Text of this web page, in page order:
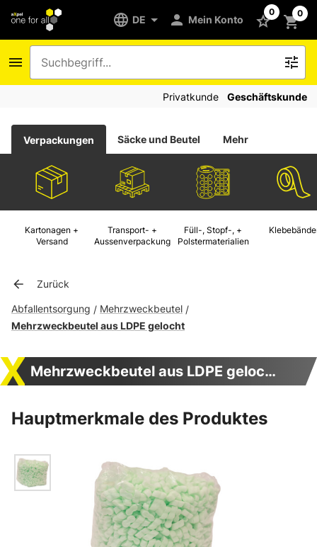
DE Mein Konto
0 0
Privatkunde Geschäftskunde
Verpackungen Säcke und Beutel Mehr
Kartonagen +
Versand
Transport- +
Aussenverpackung
Füll-, Stopf-, +
Polstermaterialien
Zurück
Abfallentsorgung / Mehrzweckbeutel /
Mehrzweckbeutel aus LDPE gelocht
Mehrzweckbeutel aus LDPE gelocht
Hauptmerkmale des Produktes